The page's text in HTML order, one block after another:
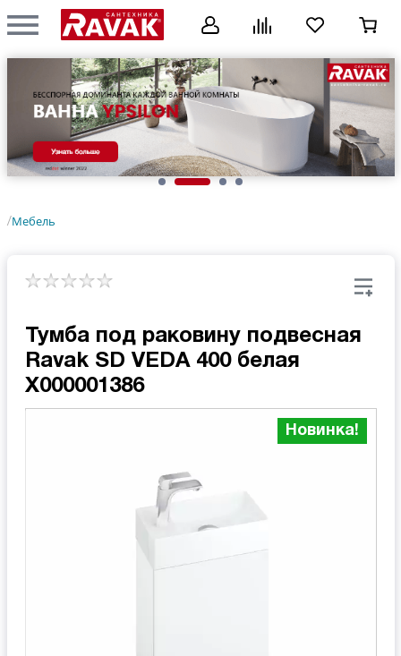
/Мебель
Тумба под раковину подвесная
Ravak SD VEDA 400 белая
X000001386
Новинка!